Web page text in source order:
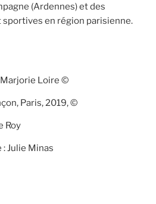
(Ardennes) et des
en région parisienne.
Loire ©
Paris, 2019, ©
Roy
Julie Minas